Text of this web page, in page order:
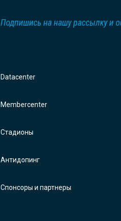
Подпишись на нашу рассылку и
Datacenter
Membercenter
Стадионы
Антидопинг
Спонсоры и партнеры